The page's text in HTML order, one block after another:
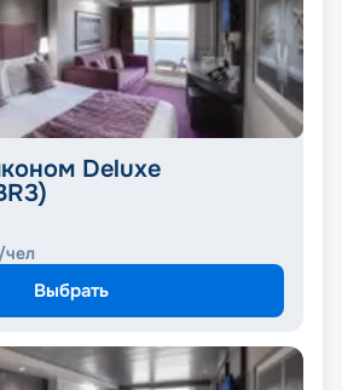
Deluxe
/чел
Выбрать